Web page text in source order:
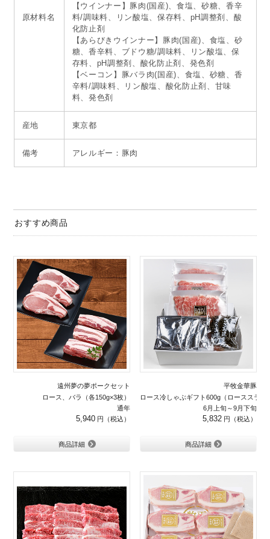
原材料名
【ウインナー】豚肉(国産)、食塩、砂糖、香辛
料/調味料、リン酸塩、保存料、pH調整剤、酸
化防止剤
【あらびきウインナー】豚肉(国産)、食塩、砂
糖、香辛料、ブドウ糖/調味料、リン酸塩、保
存料、pH調整剤、酸化防止剤、発色剤
【ベーコン】豚バラ肉(国産)、食塩、砂糖、香
辛料/調味料、リン酸塩、酸化防止剤、甘味
料、発色剤
産地 東京都
備考 アレルギー：豚肉
おすすめ商品
遠州夢の夢ポークセット
ロース、バラ（各150g×3枚）
通年
5,940
商品詳細
平牧金華豚
ロース冷しゃぶギフト600g（ローススラ
6月上旬～9月下旬
5,832
商品詳細